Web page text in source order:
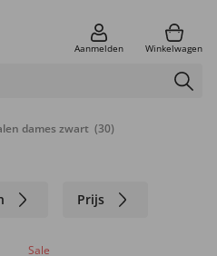
Aanmelden Winkelwagen
dames zwart (30)
Prijs
Sale